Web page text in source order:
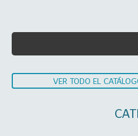
VER TODO EL